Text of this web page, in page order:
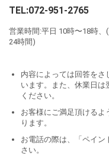
TEL:072-951-2765
営業時間:平日 10時〜18時
24時間)
内容によっては回答を
います。また、休業日は
ください。
お客様にご満足頂けるよ
ります。
お電話の際は、「ペイ
さい。